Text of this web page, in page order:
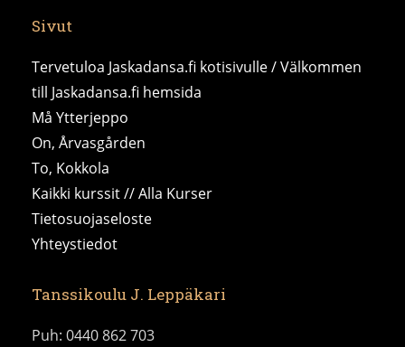
Sivut
Tervetuloa Jaskadansa.fi kotisivulle / Välkommen
till Jaskadansa.fi hemsida
Må Ytterjeppo
On, Årvasgården
To, Kokkola
Kaikki kurssit // Alla Kurser
Tietosuojaseloste
Yhteystiedot
Tanssikoulu J. Leppäkari
Puh: 0440 862 703